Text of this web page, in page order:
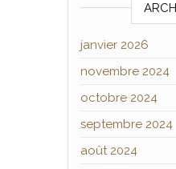
janvier 2026
novembre 2024
octobre 2024
septembre 2024
août 2024